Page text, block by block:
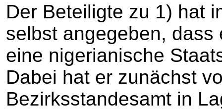
Der Beteiligte zu 1) hat
selbst angegeben,
eine nigerianische
Dabei hat er zunächst
Bezirksstandesamt in